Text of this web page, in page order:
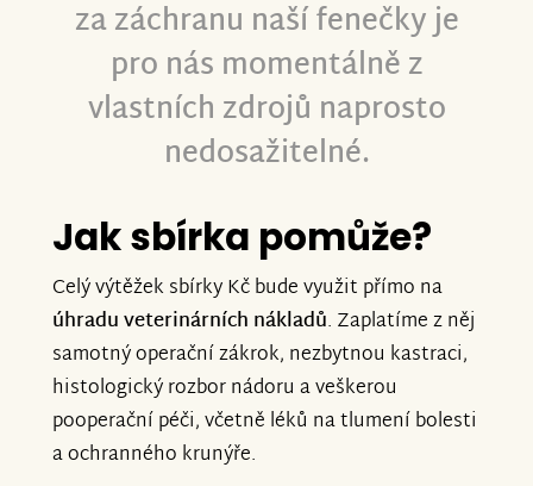
za záchranu naší fenečky je
pro nás momentálně z
vlastních zdrojů naprosto
nedosažitelné.
Jak sbírka pomůže?
Celý výtěžek sbírky Kč bude využit přímo na
úhradu veterinárních nákladů. Zaplatíme z něj
samotný operační zákrok, nezbytnou kastraci,
histologický rozbor nádoru a veškerou
pooperační péči, včetně léků na tlumení bolesti
a ochranného krunýře.